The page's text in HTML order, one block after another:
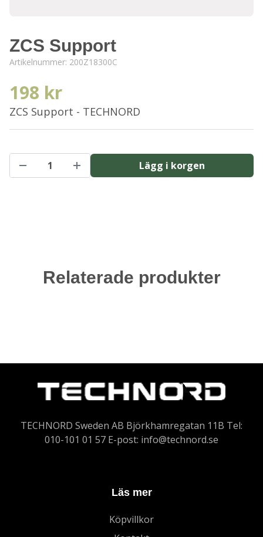
ZCS Support
Artikelnummer: 200Z18300C
198 kr
ZCS Support - TECHNORD
Lägg i korgen
Relaterade produkter
TECHNORD Sweden AB Björkhamregatan 11B Tel:
010-101 01 57 E-post: info@technord.se
Läs mer
Köpvillkor